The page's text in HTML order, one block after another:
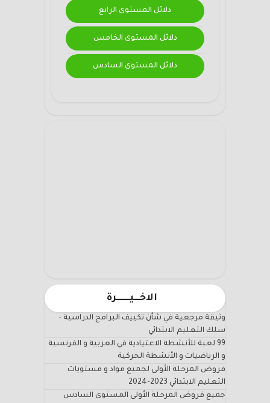
دلائل المستوى الرابع
دلائل المستوى الخامس
دلائل المستوى السادس
الاخـــيـــــــرة
وثيقة مرجعية في شأن تكييف البرامج الدراسية –
سلك التعليم الابتدائي
99 لعبة للأنشطة الاعتيادية في العربية و الفرنسية
و الرياضيات و الأنشطة الحركية
فروض المرحلة الأولى لجميع مواد و مستويات
التعليم الابتدائي 2023-2024
جميع فروض المرحلة الأولى المستوى السادس